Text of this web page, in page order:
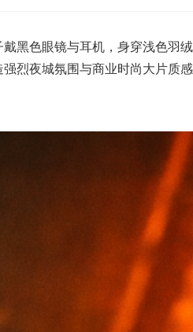
黑色眼镜与耳机，身穿浅色羽
烈夜城氛围与商业时尚大片质感